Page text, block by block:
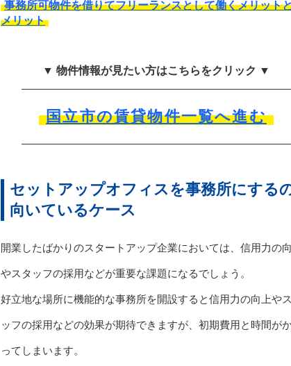
事務所可物件を借りてフリーランスとして働くメリット
メリット
▼ 物件情報が見たい方はこちらをクリック ▼
国立市の賃貸物件一覧へ進む
セットアップオフィスを事務所にする
向いているケース
開業したばかりのスタートアップ企業においては、信用力の
やスタッフの採用などが重要な課題になるでしょう。
好立地な場所に機能的な事務所を開設すると信用力の向上や
ッフの採用などの効果が期待できますが、初期費用と時間が
ってしまいます。